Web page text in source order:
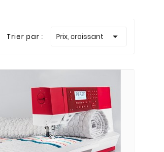
Trier par : Prix, croissant 